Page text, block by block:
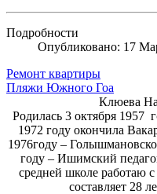
Подробности
Опубликовано: 17
Ремонт квартиры
Пляжи Южного Гоа
Клюева
Родилась 3 октября 1957
1972 году окончила
1976году –
году – Ишимский
средней школе работаю
составляет 28